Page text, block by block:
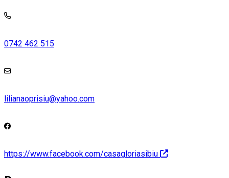
0742 462 515
lilianaoprisiu@yahoo.com
https://www.facebook.com/casagloriasibiu